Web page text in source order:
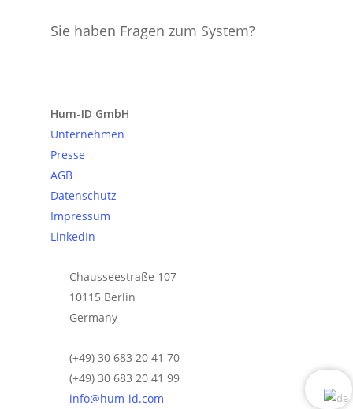
Sie haben Fragen zum System?
Hum-ID GmbH
Unternehmen
Presse
AGB
Datenschutz
Impressum
LinkedIn
Chausseestraße 107
10115 Berlin
Germany
(+49) 30 683 20 41 70
(+49) 30 683 20 41 99
info@hum-id.com